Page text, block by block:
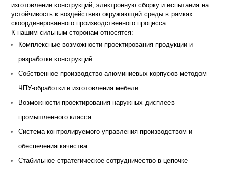
изготовление конструкций, электронную сборку и испытания на
устойчивость к воздействию окружающей среды в рамках
скоординированного производственного процесса.
К нашим сильным сторонам относятся:
Комплексные возможности проектирования продукции и
разработки конструкций.
Собственное производство алюминиевых корпусов методом
ЧПУ-обработки и изготовления мебели.
Возможности проектирования наружных дисплеев
промышленного класса
Система контролируемого управления производством и
обеспечения качества
Стабильное стратегическое сотрудничество в цепочке